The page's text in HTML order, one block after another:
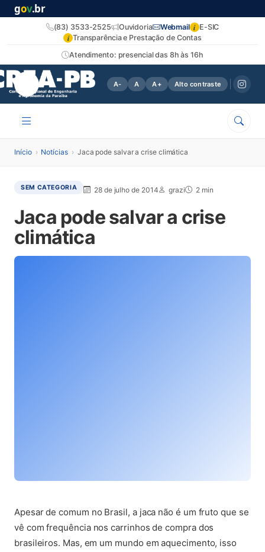
gov.br
Atendimento: presencial das 8h às 16h
(83) 3533-2525 Ouvidoria Webmail i E-SIC
i Transparência e Prestação de Contas
A- A A+ Alto contraste
Início › Notícias › Jaca pode salvar a crise climática
SEM CATEGORIA 28 de julho de 2014 grazi 2 min
Jaca pode salvar a crise
climática
(abre em nova aba)
Apesar de comum no Brasil, a jaca não é um fruto que se
vê com frequência nos carrinhos de compra dos
brasileiros. Mas, em um mundo em aquecimento, isso